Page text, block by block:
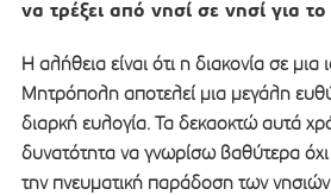
να τρέξει από νησί σε νησί για
Η αλήθεια είναι ότι η διακονία σε μια
Μητρόπολη αποτελεί μια μεγάλη
διαρκή ευλογία. Τα δεκαοκτώ αυτά
δυνατότητα να γνωρίσω βαθύτερα όχι
την πνευματική παράδοση των